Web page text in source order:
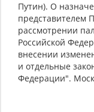
Путин). О
представителем
рассмотрении
Российской
внесении
и отдельные
Федерации".